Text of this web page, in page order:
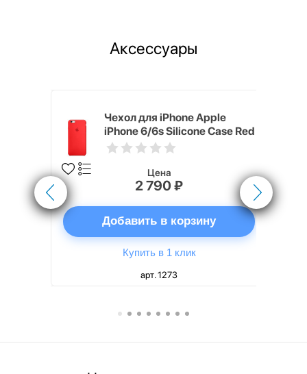
Аксессуары
Чехол для iPhone Apple
iPhone 6/6s Silicone Case Red
Цена
2 790 ₽
Добавить в корзину
Купить в 1 клик
арт. 1273